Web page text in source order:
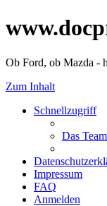
Ob Ford, ob Mazda -
Zum Inhalt
Schnellzugriff
Das Team
Impressum
FAQ
Anmelden